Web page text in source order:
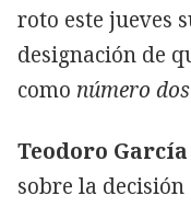
roto este jueves
designación de
como número dos
Teodoro García
sobre la decisión